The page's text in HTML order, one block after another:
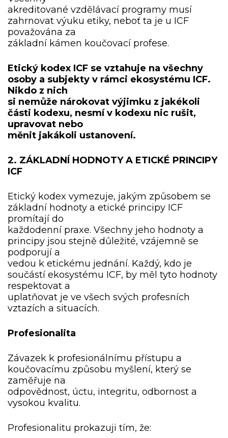
akreditované vzdělávací programy musí
zahrnovat výuku etiky, neboť ta je u ICF
považována za
základní kámen koučovací profese.
Etický kodex ICF se vztahuje na všechny
osoby a subjekty v rámci ekosystému ICF.
Nikdo z nich
si nemůže nárokovat výjimku z jakékoli
části kodexu, nesmí v kodexu nic rušit,
upravovat nebo
měnit jakákoli ustanovení.
2. ZÁKLADNÍ HODNOTY A ETICKÉ PRINCIPY
ICF
Etický kodex vymezuje, jakým způsobem se
základní hodnoty a etické principy ICF
promítají do
každodenní praxe. Všechny jeho hodnoty a
principy jsou stejně důležité, vzájemně se
podporují a
vedou k etickému jednání. Každý, kdo je
součástí ekosystému ICF, by měl tyto hodnoty
respektovat a
uplatňovat je ve všech svých profesních
vztazích a situacích.
Profesionalita
Závazek k profesionálnímu přístupu a
koučovacímu způsobu myšlení, který se
zaměřuje na
odpovědnost, úctu, integritu, odbornost a
vysokou kvalitu.
Profesionalitu prokazuji tím, že: